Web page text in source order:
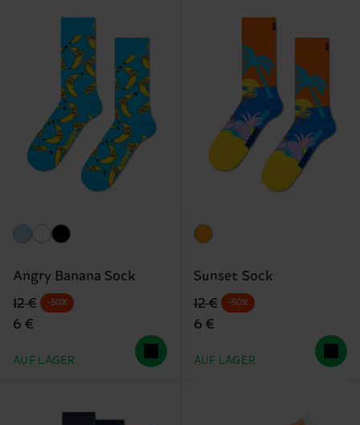
Angry Banana Sock
Originalpreis
12 €
Reduzierter Preis
6 €
-50%
AUF LAGER
Sunset Sock
Originalpreis
12 €
Reduzierter Preis
6 €
-50%
AUF LAGER